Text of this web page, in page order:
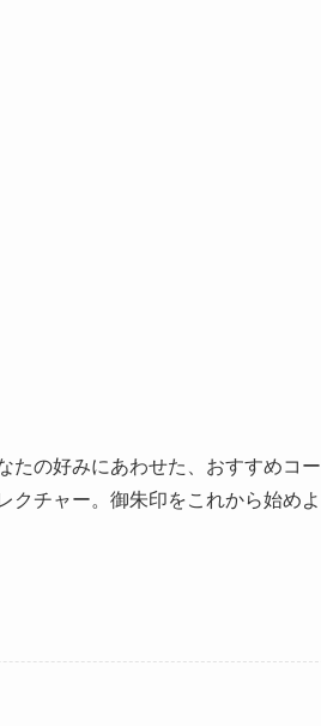
たの好みにあわせた、おすすめコー
クチャー。御朱印をこれから始めよ